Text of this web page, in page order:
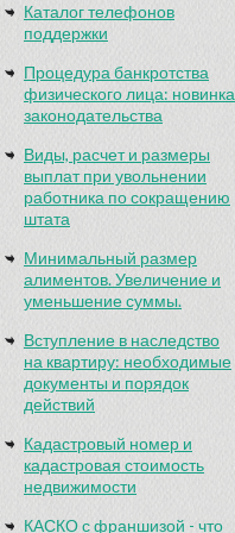
Каталог телефонов
поддержки
Процедура банкротства
физического лица: новинка
законодательства
Виды, расчет и размеры
выплат при увольнении
работника по сокращению
штата
Минимальный размер
алиментов. Увеличение и
уменьшение суммы.
Вступление в наследство
на квартиру: необходимые
документы и порядок
действий
Кадастровый номер и
кадастровая стоимость
недвижимости
КАСКО с франшизой - что